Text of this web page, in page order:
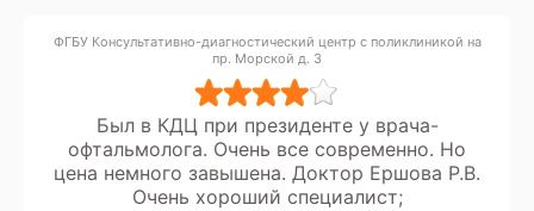
ФГБУ Консультативно-диагностический центр с поликлиникой на
пр. Морской д. 3
Был в КДЦ при президенте у врача-
офтальмолога. Очень все современно. Но
цена немного завышена. Доктор Ершова Р.В.
Очень хороший специалист;